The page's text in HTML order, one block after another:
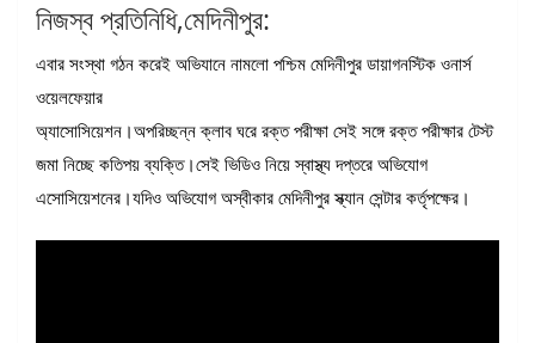
নিজস্ব প্রতিনিধি,মেদিনীপুর:
এবার সংস্থা গঠন করেই অভিযানে নামলো পশ্চিম মেদিনীপুর ডায়াগনস্টিক ওনার্স
ওয়েলফেয়ার
অ্যাসোসিয়েশন।অপরিচ্ছন্ন ক্লাব ঘরে রক্ত পরীক্ষা সেই সঙ্গে রক্ত পরীক্ষার টেস্ট
জমা নিচ্ছে কতিপয় ব্যক্তি।সেই ভিডিও নিয়ে স্বাস্থ্য দপ্তরে অভিযোগ
এসোসিয়েশনের।যদিও অভিযোগ অস্বীকার মেদিনীপুর স্ক্যান সেন্টার কর্তৃপক্ষের।